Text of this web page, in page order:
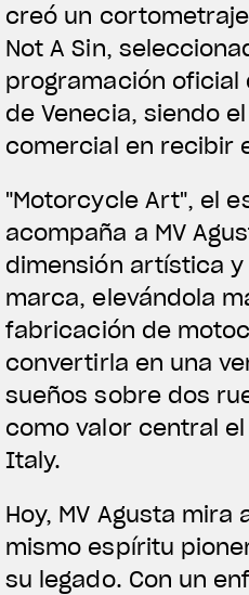
creó un
Not A Sin,
programación oficial
de Venecia, siendo
comercial en recibir
"Motorcycle Art", el
acompaña a MV
dimensión artística
marca, elevándola
fabricación de
convertirla en una
sueños sobre dos
como valor central
Italy.
Hoy, MV Agusta mira
mismo espíritu
su legado. Con un